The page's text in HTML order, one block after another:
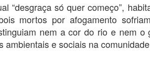
“desgraça só quer começo”,
mortos por afogamento
nem a cor do rio e nem o
e sociais na